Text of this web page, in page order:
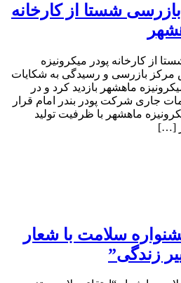
شستا از کارخانه
از کارخانه پودر میکرونیزه
مرکز بازرسی و رسیدگی به شکایات
ماهشهر بازدید کرد و در
جاری شرکت پودر بندر امام قرار
ماهشهر با ظرفیت تولید
سلامت با شعار
زندگی”